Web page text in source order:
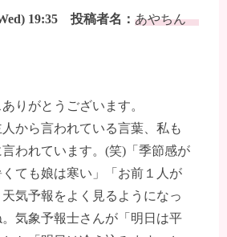
19:35 投稿者名： あやちん
りがとうございます。
から言われている言葉、私も
われています。(笑)「季節感が
ても娘は寒い」「お前１人が
気予報をよく見るようになっ
気象予報士さんが「明日は平